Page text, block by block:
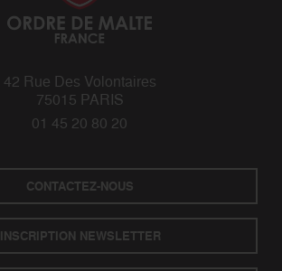
42 Rue Des Volontaires
75015 PARIS
01 45 20 80 20
CONTACTEZ-NOUS
INSCRIPTION NEWSLETTER